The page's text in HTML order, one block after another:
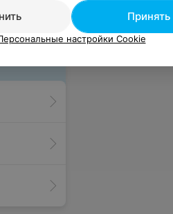
Принять
настройки Cookie